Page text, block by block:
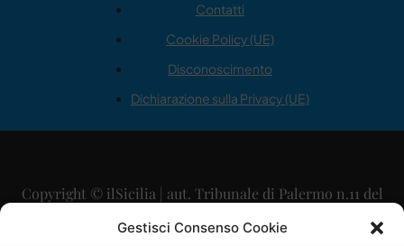
Gestisci Consenso Cookie
Contatti
Cookie Policy (UE)
Disconoscimento
Dichiarazione sulla Privacy (UE)
Copyright © ilSicilia | aut. Tribunale di Palermo n.11 del
29/09/2015